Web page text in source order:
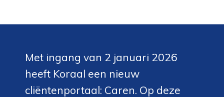
Met ingang van 2 januari 2026
heeft Koraal een nieuw
cliëntenportaal: Caren. Op deze